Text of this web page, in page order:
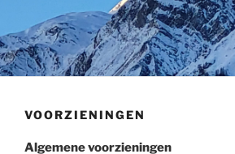
VOORZIENINGEN
Algemene voorzieningen